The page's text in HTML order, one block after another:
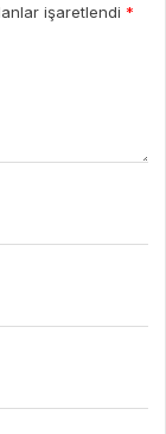
işaretlendi *